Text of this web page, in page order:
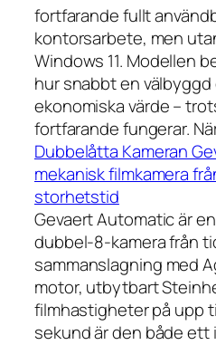
fortfarande fullt
kontorsarbete, men
Windows 11. Modellen
hur snabbt en
ekonomiska värde –
fortfarande fungerar.
Dubbelåtta Kameran
mekanisk filmkamera
storhetstid
Gevaert Automatic är
dubbel-8-kamera från
sammanslagning med
motor, utbytbart
filmhastigheter på upp
sekund är den både